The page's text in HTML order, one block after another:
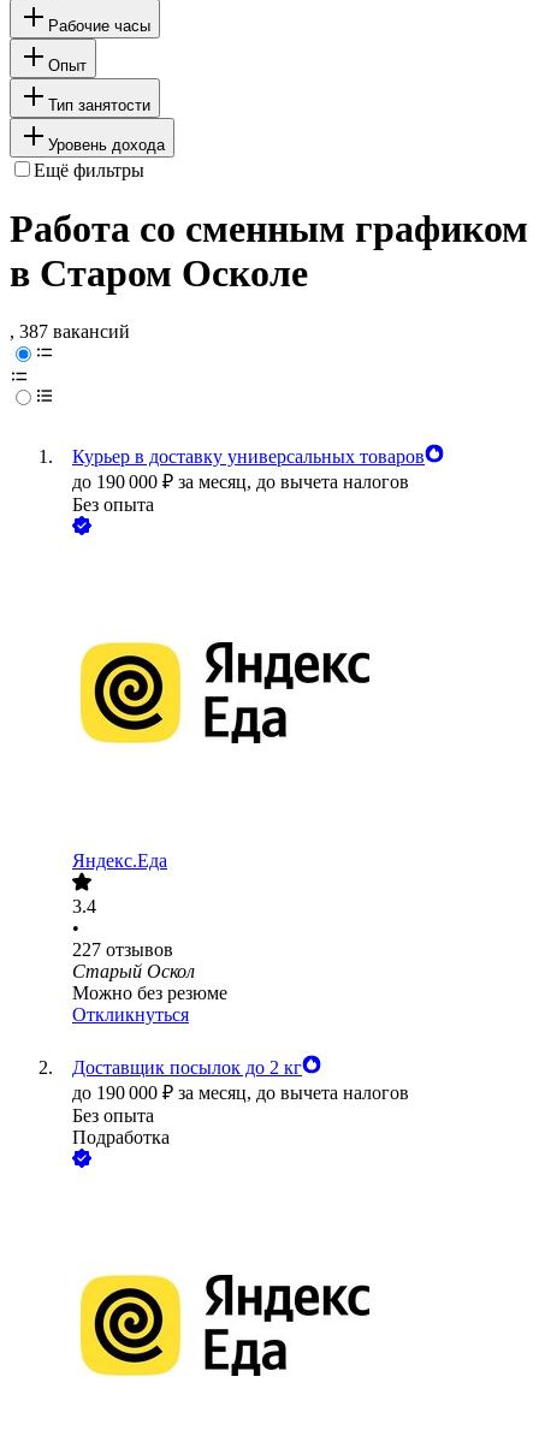
Рабочие часы
Опыт
Тип занятости
Уровень дохода
Ещё фильтры
Работа со сменным графиком
в Старом Осколе
, 387 вакансий
Курьер в доставку универсальных товаров
до 190 000 ₽ за месяц, до вычета налогов
Без опыта
Яндекс.Еда
3.4
•
227 отзывов
Старый Оскол
Можно без резюме
Откликнуться
Доставщик посылок до 2 кг
до 190 000 ₽ за месяц, до вычета налогов
Без опыта
Подработка